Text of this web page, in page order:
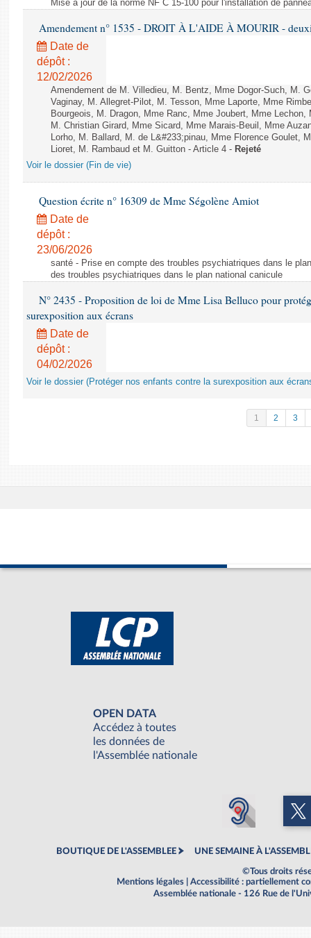
Mise à jour de la norme NF C 15-100 pour l'installation de
Amendement n° 1535 - DROIT À L'AIDE À MOURIR -
Date de
dépôt :
12/02/2026
Amendement de M. Villedieu, M. Bentz, Mme Dogor-Such, M.
Vaginay, M. Allegret-Pilot, M. Tesson, Mme Laporte, Mme
Bourgeois, M. Dragon, Mme Ranc, Mme Joubert, Mme
M. Christian Girard, Mme Sicard, Mme Marais-Beuil, Mme
Lorho, M. Ballard, M. de L&#233;pinau, Mme Florence Goulet,
Lioret, M. Rambaud et M. Guitton - Article 4 - Rejeté
Voir le dossier (Fin de vie)
Question écrite n° 16309 de Mme Ségolène Amiot
Date de
dépôt :
23/06/2026
santé - Prise en compte des troubles psychiatriques dans le
des troubles psychiatriques dans le plan national canicule
N° 2435 - Proposition de loi de Mme Lisa Belluco pour
surexposition aux écrans
Date de
dépôt :
04/02/2026
Voir le dossier (Protéger nos enfants contre la surexposition aux
1 2 3
OPEN DATA
Accédez à toutes
les données de
l'Assemblée nationale
BOUTIQUE DE L'ASSEMBLEE UNE SEMAINE À
©Tous droits
Mentions légales
Accessibilité : partiellement
Assemblée nationale - 126 Rue de